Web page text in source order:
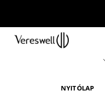
content
NYITÓLAP